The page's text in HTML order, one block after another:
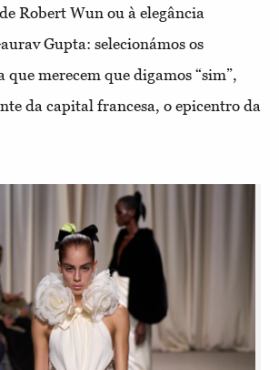
Robert Wun ou à elegância
Gupta: selecionámos os
que merecem que digamos “sim”,
da capital francesa, o epicentro da